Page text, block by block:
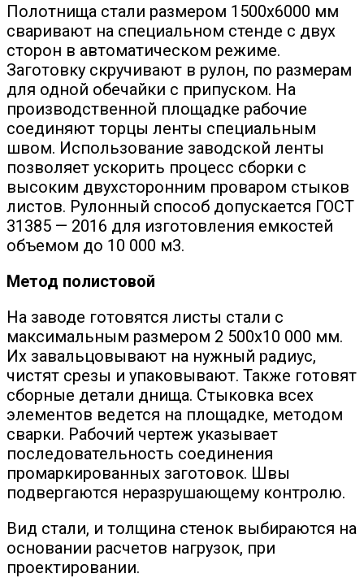
Полотнища стали размером 1500х6000 мм
сваривают на специальном стенде с двух
сторон в автоматическом режиме.
Заготовку скручивают в рулон, по размерам
для одной обечайки с припуском. На
производственной площадке рабочие
соединяют торцы ленты специальным
швом. Использование заводской ленты
позволяет ускорить процесс сборки с
высоким двухсторонним проваром стыков
листов. Рулонный способ допускается ГОСТ
31385 — 2016 для изготовления емкостей
объемом до 10 000 м3.
Метод полистовой
На заводе готовятся листы стали с
максимальным размером 2 500х10 000 мм.
Их завальцовывают на нужный радиус,
чистят срезы и упаковывают. Также готовят
сборные детали днища. Стыковка всех
элементов ведется на площадке, методом
сварки. Рабочий чертеж указывает
последовательность соединения
промаркированных заготовок. Швы
подвергаются неразрушающему контролю.
Вид стали, и толщина стенок выбираются на
основании расчетов нагрузок, при
проектировании.